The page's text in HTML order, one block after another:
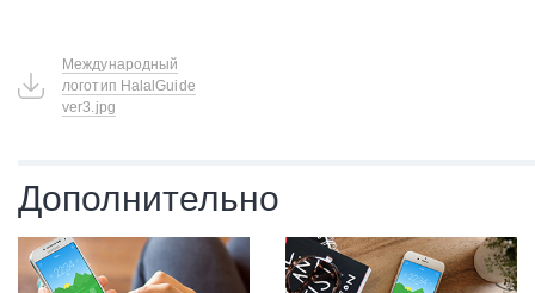
Международный
логотип HalalGuide
ver3.jpg
Дополнительно